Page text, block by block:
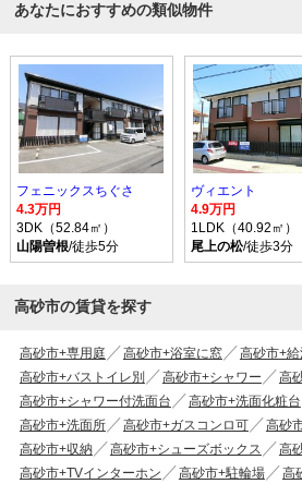
あなたにおすすめの類似物件
フェニックスちぐさ
4.3万円
3DK（52.84㎡）
山陽曽根/徒歩5分
ヴィエント
4.9万円
1LDK（40.92㎡）
尾上の松/徒歩3分
高砂市の賃貸を探す
高砂市+専用庭 高砂市+浴室に窓
高砂市+
高砂市+バストイレ別
高砂市+シャワー
高
高砂市+シャワー付洗面台
高砂市+洗面化粧台
高砂市+洗面所
高砂市+ガスコンロ可
高砂
高砂市+収納
高砂市+シューズボックス
高
高砂市+TVインターホン
高砂市+駐輪場 高